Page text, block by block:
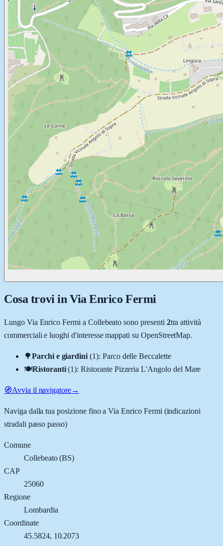
Cosa trovi in Via Enrico Fermi
Lungo Via Enrico Fermi a Collebeato sono presenti 2tra attività
commerciali e luoghi d'interesse mappati su OpenStreetMap.
🌳Parchi e giardini (1): Parco delle Beccalette
🍽️Ristoranti (1):Ristorante Pizzeria L'Angolo del Mare
🧭Avvia il navigatore→
Naviga dalla tua posizione fino aVia Enrico Fermi (indicazioni
stradali passo passo)
Comune
Collebeato(BS)
CAP
25060
Regione
Lombardia
Coordinate
45.5824, 10.2073